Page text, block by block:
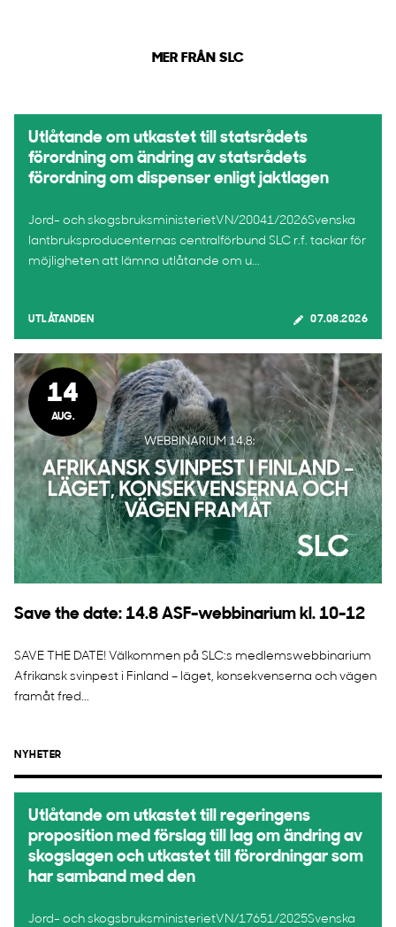
MER FRÅN SLC
Utlåtande om utkastet till statsrådets
förordning om ändring av statsrådets
förordning om dispenser enligt jaktlagen
Jord- och skogsbruksministerietVN/20041/2026Svenska
lantbruksproducenternas centralförbund SLC r.f. tackar för
möjligheten att lämna utlåtande om u...
UTLÅTANDEN 07.08.2026
14
AUG.
Save the date: 14.8 ASF-webbinarium kl. 10-12
SAVE THE DATE! Välkommen på SLC:s medlemswebbinarium
Afrikansk svinpest i Finland – läget, konsekvenserna och vägen
framåt fred...
NYHETER
Utlåtande om utkastet till regeringens
proposition med förslag till lag om ändring av
skogslagen och utkastet till förordningar som
har samband med den
Jord- och skogsbruksministerietVN/17651/2025Svenska